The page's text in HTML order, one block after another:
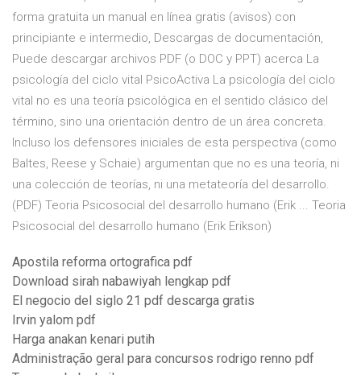
forma gratuita un manual en línea gratis (avisos) con
principiante e intermedio, Descargas de documentación,
Puede descargar archivos PDF (o DOC y PPT) acerca La
psicología del ciclo vital PsicoActiva La psicología del ciclo
vital no es una teoría psicológica en el sentido clásico del
término, sino una orientación dentro de un área concreta.
Incluso los defensores iniciales de esta perspectiva (como
Baltes, Reese y Schaie) argumentan que no es una teoría, ni
una colección de teorías, ni una metateoría del desarrollo.
(PDF) Teoria Psicosocial del desarrollo humano (Erik ... Teoria
Psicosocial del desarrollo humano (Erik Erikson)
Apostila reforma ortografica pdf
Download sirah nabawiyah lengkap pdf
El negocio del siglo 21 pdf descarga gratis
Irvin yalom pdf
Harga anakan kenari putih
Administração geral para concursos rodrigo renno pdf